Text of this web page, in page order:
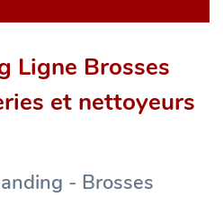
Ligne Brosses
et nettoyeurs
- Brosses